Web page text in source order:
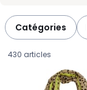
Catégories
430 articles